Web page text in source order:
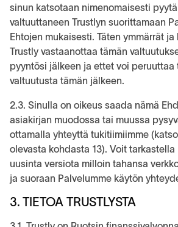
sinun katsotaan nimenomaisesti
valtuuttaneen Trustlyn suorittamaan
Ehtojen mukaisesti. Täten ymmärrät ja
Trustly vastaanottaa tämän
pyyntösi jälkeen ja ettet voi peruuttaa
valtuutusta tämän jälkeen.
2.3. Sinulla on oikeus saada nämä
asiakirjan muodossa tai muussa
ottamalla yhteyttä tukitiimiimme
olevasta kohdasta 13). Voit
uusinta versiota milloin tahansa
ja suoraan Palvelumme käytön
3. TIETOA TRUSTLYSTA